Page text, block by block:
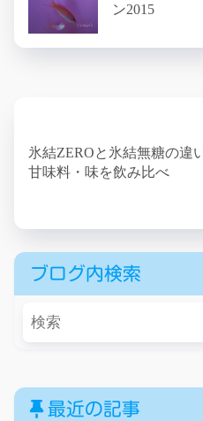
ン2015
氷結ZEROと氷結無糖の違
甘味料・味を飲み比べ
ブログ内検索
最近の記事